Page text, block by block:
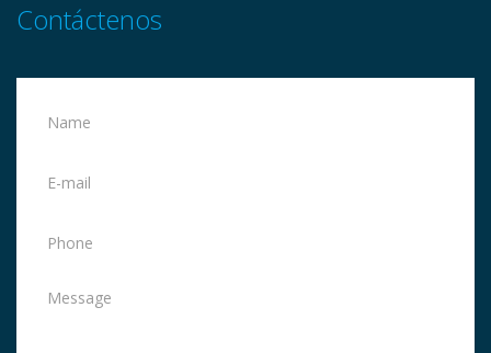
Contáctenos